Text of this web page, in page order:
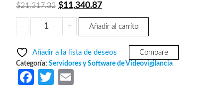
$21,317.32 El
precio
original
$21,317.32.
$11,340.87El
precio
$11,340.87.
-
SURVEON
NVR7816A2
Servidor
NVR
para
+ Añadir al carrito
Añadir a la lista de deseos Compare
Categoría: Servidores y Software de Videovigilancia
Fa
T